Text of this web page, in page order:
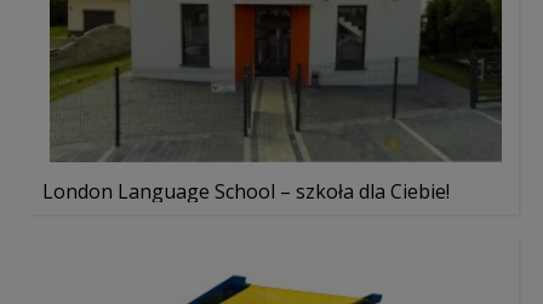
London Language School – szkoła dla Ciebie!